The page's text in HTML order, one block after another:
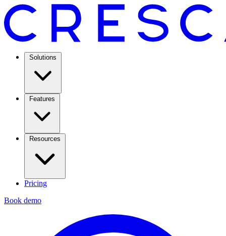
Solutions
Features
Resources
Pricing
Book demo